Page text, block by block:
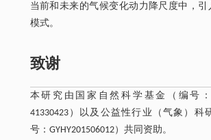
当前和未来的气候变化动力降尺度中，引
模式。
致谢
本研究由国家自然科学基金（编号：
41330423）以及公益性行业（气象）科
号：GYHY201506012）共同资助。